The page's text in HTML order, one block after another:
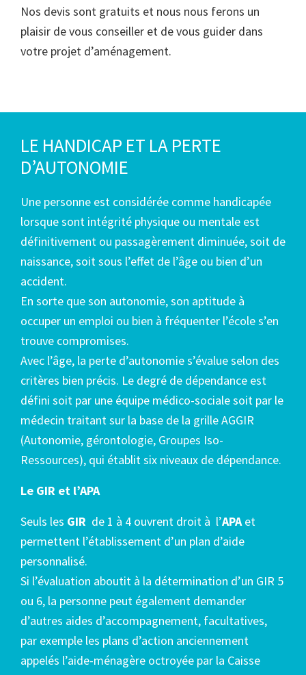
Nos devis sont gratuits et nous nous ferons un
plaisir de vous conseiller et de vous guider dans
votre projet d’aménagement.
LE HANDICAP ET LA PERTE
D’AUTONOMIE
Une personne est considérée comme handicapée
lorsque sont intégrité physique ou mentale est
définitivement ou passagèrement diminuée, soit de
naissance, soit sous l’effet de l’âge ou bien d’un
accident.
En sorte que son autonomie, son aptitude à
occuper un emploi ou bien à fréquenter l’école s’en
trouve compromises.
Avec l’âge, la perte d’autonomie s’évalue selon des
critères bien précis. Le degré de dépendance est
défini soit par une équipe médico-sociale soit par le
médecin traitant sur la base de la grille AGGIR
(Autonomie, gérontologie, Groupes Iso-
Ressources), qui établit six niveaux de dépendance.
Le GIR et l’APA
Seuls les GIR de 1 à 4 ouvrent droit à l’APAet
permettent l’établissement d’un plan d’aide
personnalisé.
Si l’évaluation aboutit à la détermination d’un GIR 5
ou 6, la personne peut également demander
d’autres aides d’accompagnement, facultatives,
par exemple les plans d’action anciennement
appelés l’aide-ménagère octroyée par la Caisse